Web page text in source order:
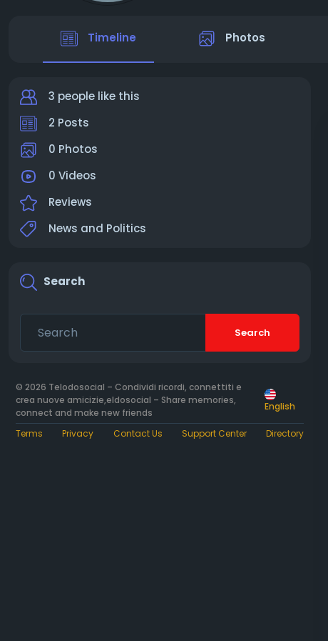
Timeline Photos
3 people like this
2 Posts
0 Photos
0 Videos
Reviews
News and Politics
Search
Search
© 2026 Telodosocial – Condividi ricordi, connettiti e
crea nuove amicizie,eldosocial – Share memories,
connect and make new friends
English
Terms Privacy Contact Us Support Center Directory